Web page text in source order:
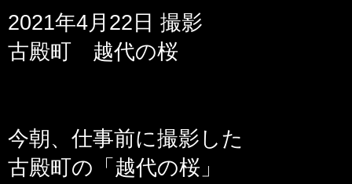
2021年4月22日 撮影
古殿町 越代の桜
今朝、仕事前に撮影した
古殿町の「越代の桜」